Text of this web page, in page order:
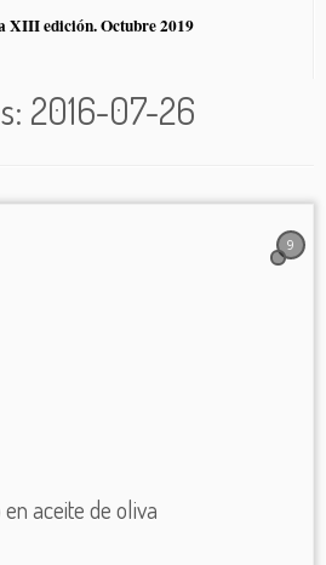
XIII edición. Octubre 2019
2016-07-26
9
aceite de oliva